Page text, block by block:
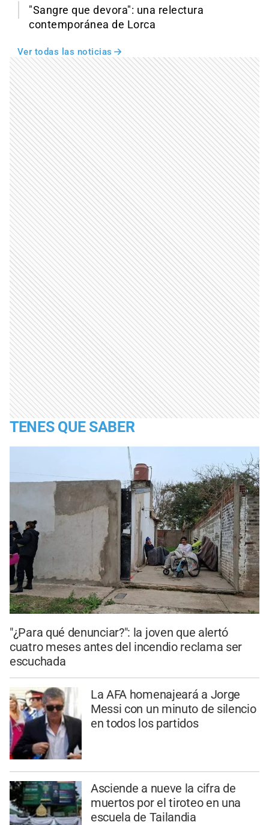
"Sangre que devora": una relectura
contemporánea de Lorca
Ver todas las noticias
TENES QUE SABER
"¿Para qué denunciar?": la joven que alertó
cuatro meses antes del incendio reclama ser
escuchada
La AFA homenajeará a Jorge
Messi con un minuto de silencio
en todos los partidos
Asciende a nueve la cifra de
muertos por el tiroteo en una
escuela de Tailandia